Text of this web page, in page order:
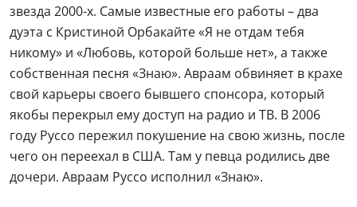
звезда 2000-х. Самые известные его работы – два
дуэта с Кристиной Орбакайте «Я не отдам тебя
никому» и «Любовь, которой больше нет», а также
собственная песня «Знаю». Авраам обвиняет в крахе
свой карьеры своего бывшего спонсора, который
якобы перекрыл ему доступ на радио и ТВ. В 2006
году Руссо пережил покушение на свою жизнь, после
чего он переехал в США. Там у певца родились две
дочери. Авраам Руссо исполнил «Знаю».